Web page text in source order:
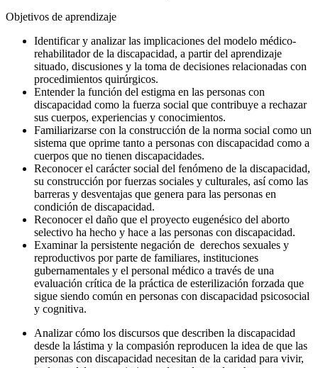
Objetivos de aprendizaje
Identificar y analizar las implicaciones del modelo médico-
rehabilitador de la discapacidad, a partir del aprendizaje
situado, discusiones y la toma de decisiones relacionadas con
procedimientos quirúrgicos.
Entender la función del estigma en las personas con
discapacidad como la fuerza social que contribuye a rechazar
sus cuerpos, experiencias y conocimientos.
Familiarizarse con la construcción de la norma social como un
sistema que oprime tanto a personas con discapacidad como a
cuerpos que no tienen discapacidades.
Reconocer el carácter social del fenómeno de la discapacidad,
su construcción por fuerzas sociales y culturales, así como las
barreras y desventajas que genera para las personas en
condición de discapacidad.
Reconocer el daño que el proyecto eugenésico del aborto
selectivo ha hecho y hace a las personas con discapacidad.
Examinar la persistente negación de derechos sexuales y
reproductivos por parte de familiares, instituciones
gubernamentales y el personal médico a través de una
evaluación crítica de la práctica de esterilización forzada que
sigue siendo común en personas con discapacidad psicosocial
y cognitiva.
Analizar cómo los discursos que describen la discapacidad
desde la lástima y la compasión reproducen la idea de que las
personas con discapacidad necesitan de la caridad para vivir,